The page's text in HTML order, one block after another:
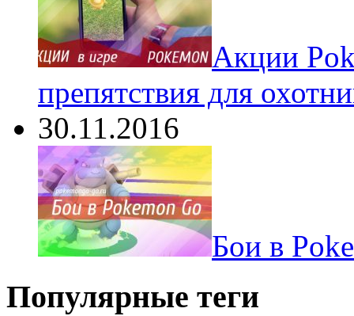
Акции
препятствия для
30.11.2016
Бои в
Популярные теги